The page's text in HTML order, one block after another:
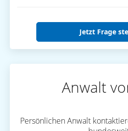
Jetzt Frage
Anwalt
Persönlichen Anwalt